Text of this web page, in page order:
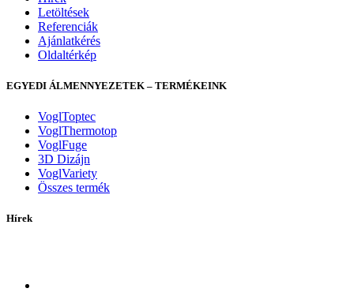
Letöltések
Referenciák
Ajánlatkérés
Oldaltérkép
EGYEDI ÁLMENNYEZETEK – TERMÉKEINK
VoglToptec
VoglThermotop
VoglFuge
3D Dizájn
VoglVariety
Összes termék
Hírek